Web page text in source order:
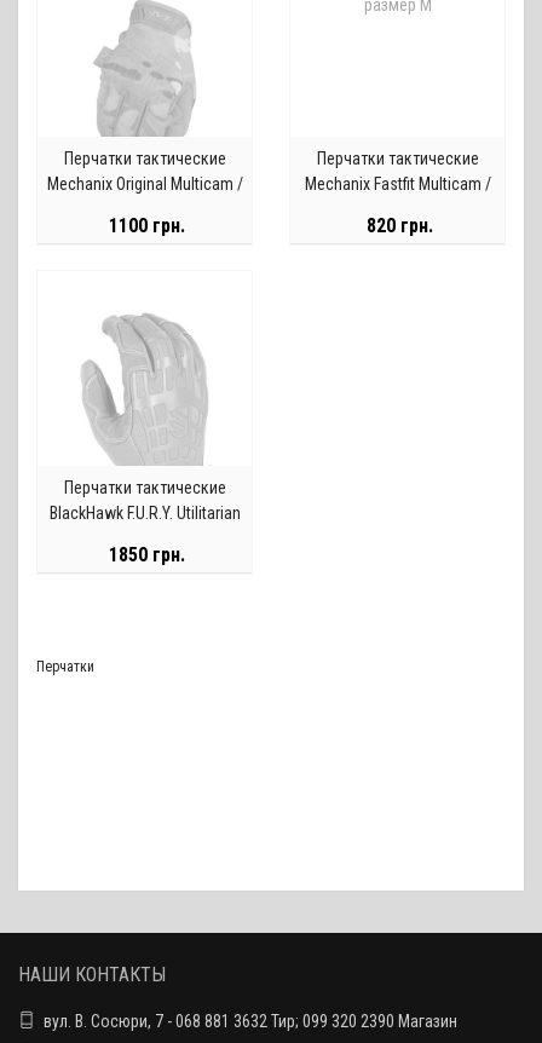
Перчатки тактические
Mechanix Original Multicam /
1100 грн.
Перчатки тактические
Mechanix Fastfit Multicam /
820 грн.
Перчатки тактические
BlackHawk F.U.R.Y. Utilitarian
1850 грн.
Перчатки
НАШИ КОНТАКТЫ
вул. В. Сосюри, 7 - 068 881 3632 Тир; 099 320 2390 Магазин